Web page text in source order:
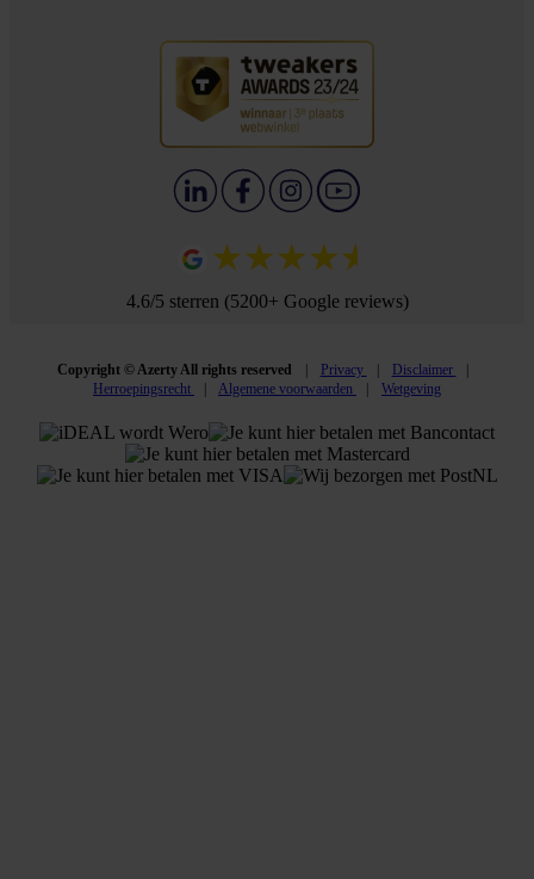
4.6/5 sterren (5200+ Google reviews)
Copyright © Azerty All rights reserved Privacy
Disclaimer
Herroepingsrecht
Algemene voorwaarden Wetgeving